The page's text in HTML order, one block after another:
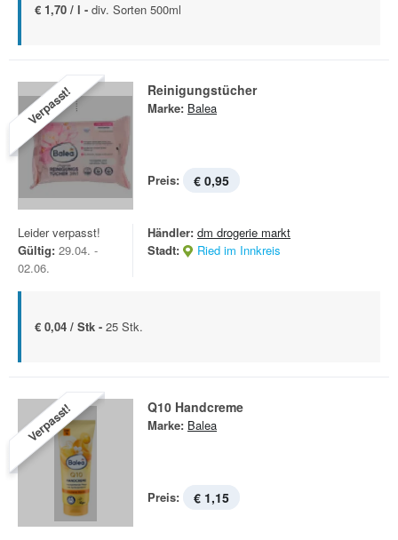
€ 1,70 / l - div. Sorten 500ml
Verpasst! Reinigungstücher
Marke: Balea
Preis: € 0,95
Leider verpasst!
Gültig: 29.04. -
02.06.
Händler: dm drogerie markt
Stadt:
Ried im Innkreis
€ 0,04 / Stk - 25 Stk.
Verpasst! Q10 Handcreme
Marke: Balea
Preis: € 1,15